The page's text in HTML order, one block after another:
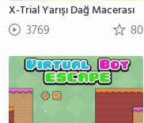
X-Trial Yarışı Dağ Macerası
3769 80